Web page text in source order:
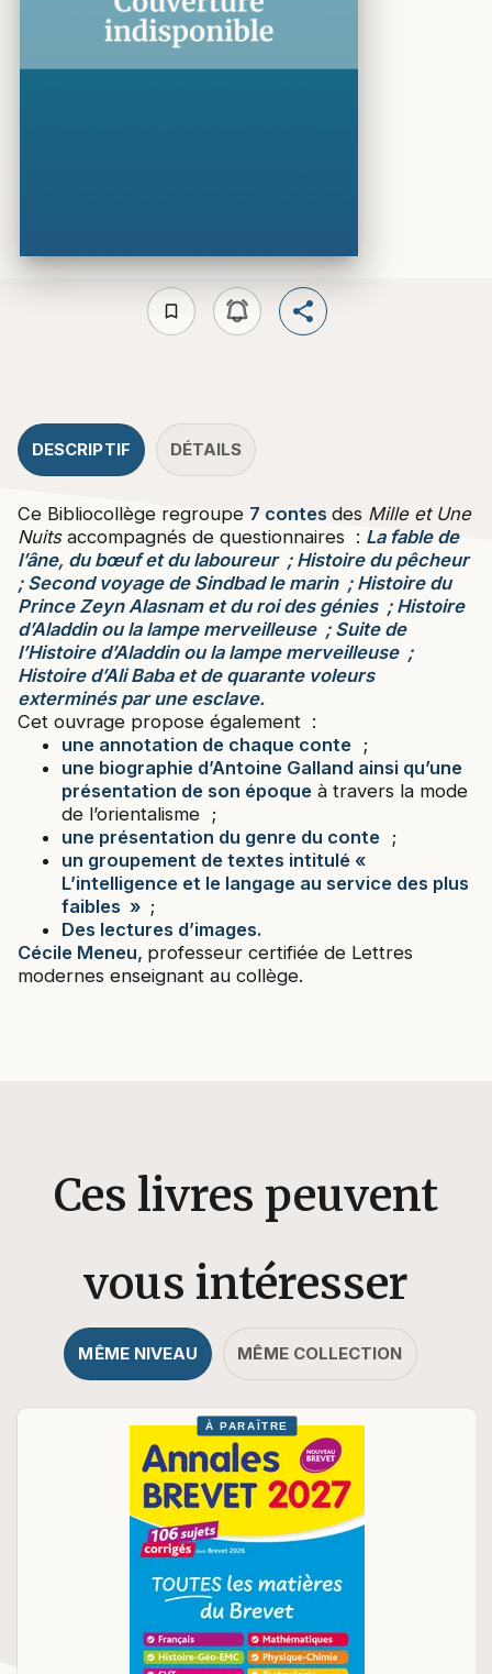
bookmark_border
DESCRIPTIF DÉTAILS
Ce Bibliocollège regroupe 7 contes des Mille et Une
Nuits accompagnés de questionnaires : La fable de
l’âne, du bœuf et du laboureur ; Histoire du pêcheur
; Second voyage de Sindbad le marin ; Histoire du
Prince Zeyn Alasnam et du roi des génies ; Histoire
d’Aladdin ou la lampe merveilleuse ; Suite de
l’Histoire d’Aladdin ou la lampe merveilleuse ;
Histoire d’Ali Baba et de quarante voleurs
exterminés par une esclave.
Cet ouvrage propose également :
une annotation de chaque conte ;
une biographie d’Antoine Galland ainsi qu’une
présentation de son époque à travers la mode
de l’orientalisme ;
une présentation du genre du conte ;
un groupement de textes intitulé «
L’intelligence et le langage au service des plus
faibles » ;
Des lectures d’images.
Cécile Meneu, professeur certifiée de Lettres
modernes enseignant au collège.
Ces livres peuvent
vous intéresser
MÊME NIVEAU MÊME COLLECTION
À PARAÎTRE